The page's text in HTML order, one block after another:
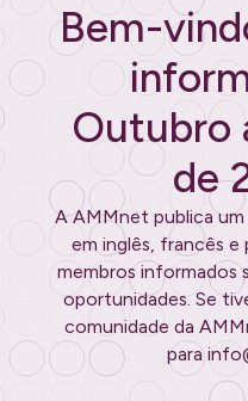
Bem-
Outubro
de
A AMMnet publica
em inglês, francês
membros informados
oportunidades. Se
comunidade da
para